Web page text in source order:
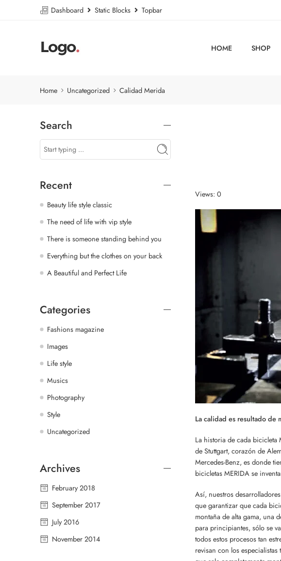
Dashboard Static Blocks Topbar
HOME SHOP
Home Uncategorized Calidad Merida
Views: 0
La calidad es resultado de
La historia de cada bicicleta
de Stuttgart, corazón de
Mercedes-Benz, es donde
bicicletas MERIDA se
Así, nuestros
que garantizar que cada
montaña de alta gama, una
para principiantes, sólo se
todos estos procesos tan
revisan con los
Search
Recent
Beauty life style classic
The need of life with vip style
There is someone standing behind you
Everything but the clothes on your back
A Beautiful and Perfect Life
Categories
Fashions magazine
Images
Life style
Musics
Photography
Style
Uncategorized
Archives
February 2018
September 2017
July 2016
November 2014